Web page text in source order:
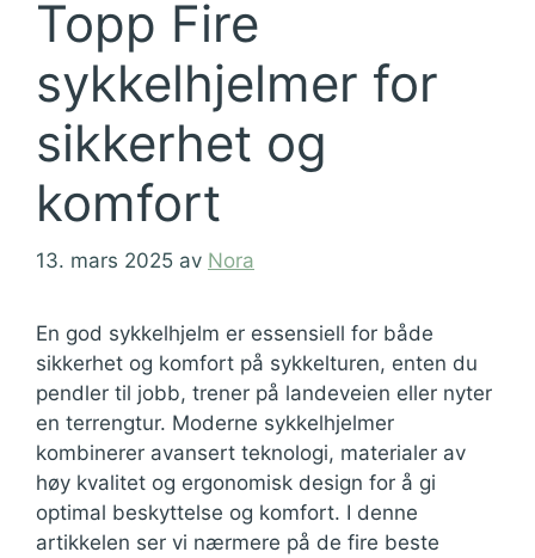
Topp Fire
sykkelhjelmer for
sikkerhet og
komfort
13. mars 2025 av Nora
En god sykkelhjelm er essensiell for både
sikkerhet og komfort på sykkelturen, enten du
pendler til jobb, trener på landeveien eller nyter
en terrengtur. Moderne sykkelhjelmer
kombinerer avansert teknologi, materialer av
høy kvalitet og ergonomisk design for å gi
optimal beskyttelse og komfort. I denne
artikkelen ser vi nærmere på de fire beste